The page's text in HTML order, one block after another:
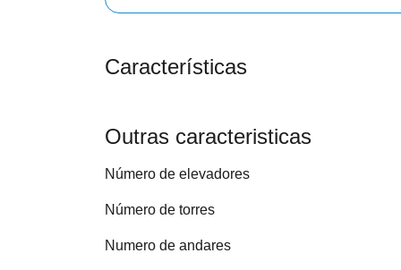
Características
Outras caracteristicas
Número de elevadores
Número de torres
Numero de andares